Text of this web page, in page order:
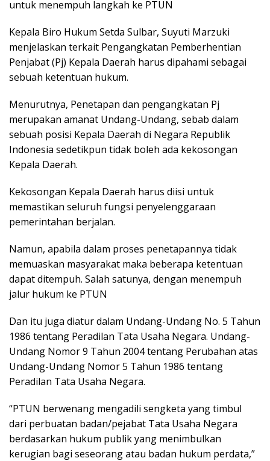
untuk menempuh langkah ke PTUN
Kepala Biro Hukum Setda Sulbar, Suyuti Marzuki
menjelaskan terkait Pengangkatan Pemberhentian
Penjabat (Pj) Kepala Daerah harus dipahami sebagai
sebuah ketentuan hukum.
Menurutnya, Penetapan dan pengangkatan Pj
merupakan amanat Undang-Undang, sebab dalam
sebuah posisi Kepala Daerah di Negara Republik
Indonesia sedetikpun tidak boleh ada kekosongan
Kepala Daerah.
Kekosongan Kepala Daerah harus diisi untuk
memastikan seluruh fungsi penyelenggaraan
pemerintahan berjalan.
Namun, apabila dalam proses penetapannya tidak
memuaskan masyarakat maka beberapa ketentuan
dapat ditempuh. Salah satunya, dengan menempuh
jalur hukum ke PTUN
Dan itu juga diatur dalam Undang-Undang No. 5 Tahun
1986 tentang Peradilan Tata Usaha Negara. Undang-
Undang Nomor 9 Tahun 2004 tentang Perubahan atas
Undang-Undang Nomor 5 Tahun 1986 tentang
Peradilan Tata Usaha Negara.
“PTUN berwenang mengadili sengketa yang timbul
dari perbuatan badan/pejabat Tata Usaha Negara
berdasarkan hukum publik yang menimbulkan
kerugian bagi seseorang atau badan hukum perdata,”